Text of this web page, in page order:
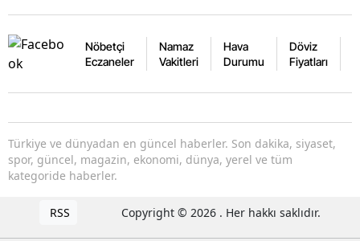
Nöbetçi
Eczaneler
Namaz
Vakitleri
Hava
Durumu
Döviz
Fiyatları
Türkiye ve dünyadan en güncel haberler. Son dakika, siyaset,
spor, güncel, magazin, ekonomi, dünya, yerel ve tüm
kategoride haberler.
RSS Copyright © 2026 . Her hakkı saklıdır.